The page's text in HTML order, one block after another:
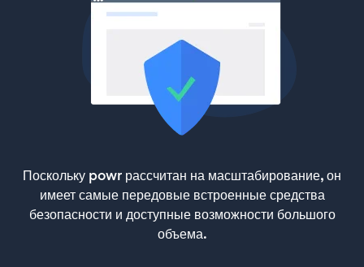
Поскольку powr рассчитан на масштабирование, он
имеет самые передовые встроенные средства
безопасности и доступные возможности большого
объема.